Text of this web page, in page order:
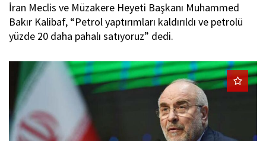
t
n
İran Meclis ve Müzakere Heyeti Başkanı Muhammed
Bakır Kalibaf, “Petrol yaptırımları kaldırıldı ve petrolü
yüzde 20 daha pahalı satıyoruz” dedi.